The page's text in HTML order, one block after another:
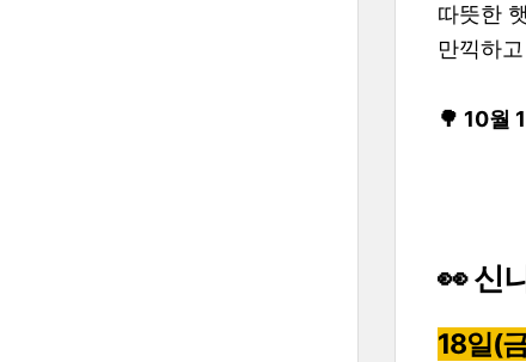
따뜻한
만끽하
🌳 10월
👀 신
18일(